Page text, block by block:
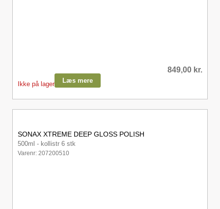
849,00 kr.
Ikke på lager Læs mere
SONAX XTREME DEEP GLOSS POLISH
500ml - kollistr 6 stk
Varenr: 207200510